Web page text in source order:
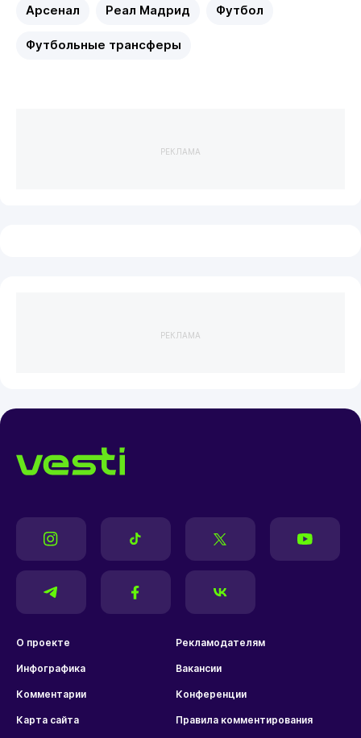
Арсенал Реал Мадрид Футбол
Футбольные трансферы
РЕКЛАМА
РЕКЛАМА
О проекте Рекламодателям
Инфографика Вакансии
Комментарии Конференции
Карта сайта Правила комментирования